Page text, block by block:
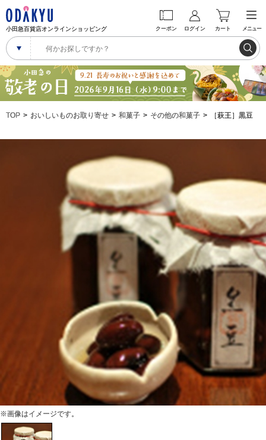
小田急百貨店オンラインショッピング クーポン ログイン カート メニュー
TOP おいしいものお取り寄せ 和菓子 その他の和菓子 ［萩王］黒豆
※画像はイメージです。